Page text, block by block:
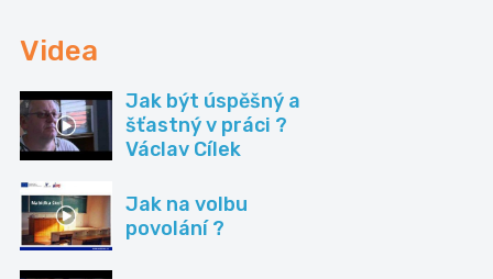
Videa
Jak být úspěšný a
šťastný v práci ?
Václav Cílek
Jak na volbu
povolání ?